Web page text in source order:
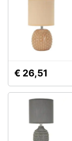
Illuminazione
Lampadari
€ 26,51